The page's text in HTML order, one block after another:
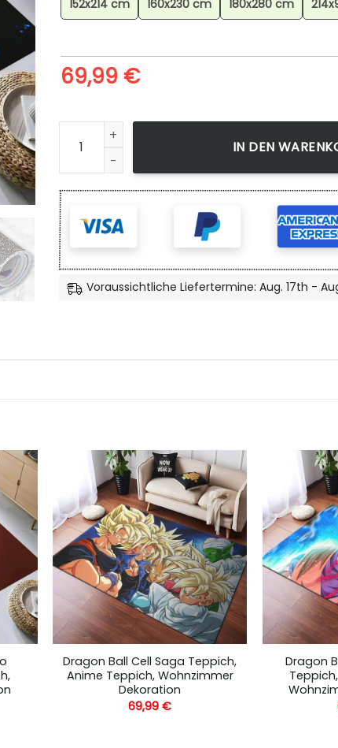
152x214 cm 160x230 cm 180x280 cm
69,99 €
Anime Songoku Dragon Ball Teppich, Anime
IN DEN
Voraussichtliche Liefertermine: Aug. 17th -
Dragon Ball Cell Saga Teppich,
Anime Teppich, Wohnzimmer
Dekoration
69,99€
Dragon